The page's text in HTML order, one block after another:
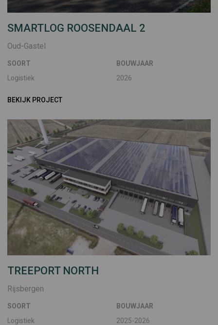
SMARTLOG ROOSENDAAL 2
Oud-Gastel
SOORT
Logistiek
BOUWJAAR
2026
BEKIJK PROJECT
TREEPORT NORTH
Rijsbergen
SOORT
Logistiek
BOUWJAAR
2025-2026